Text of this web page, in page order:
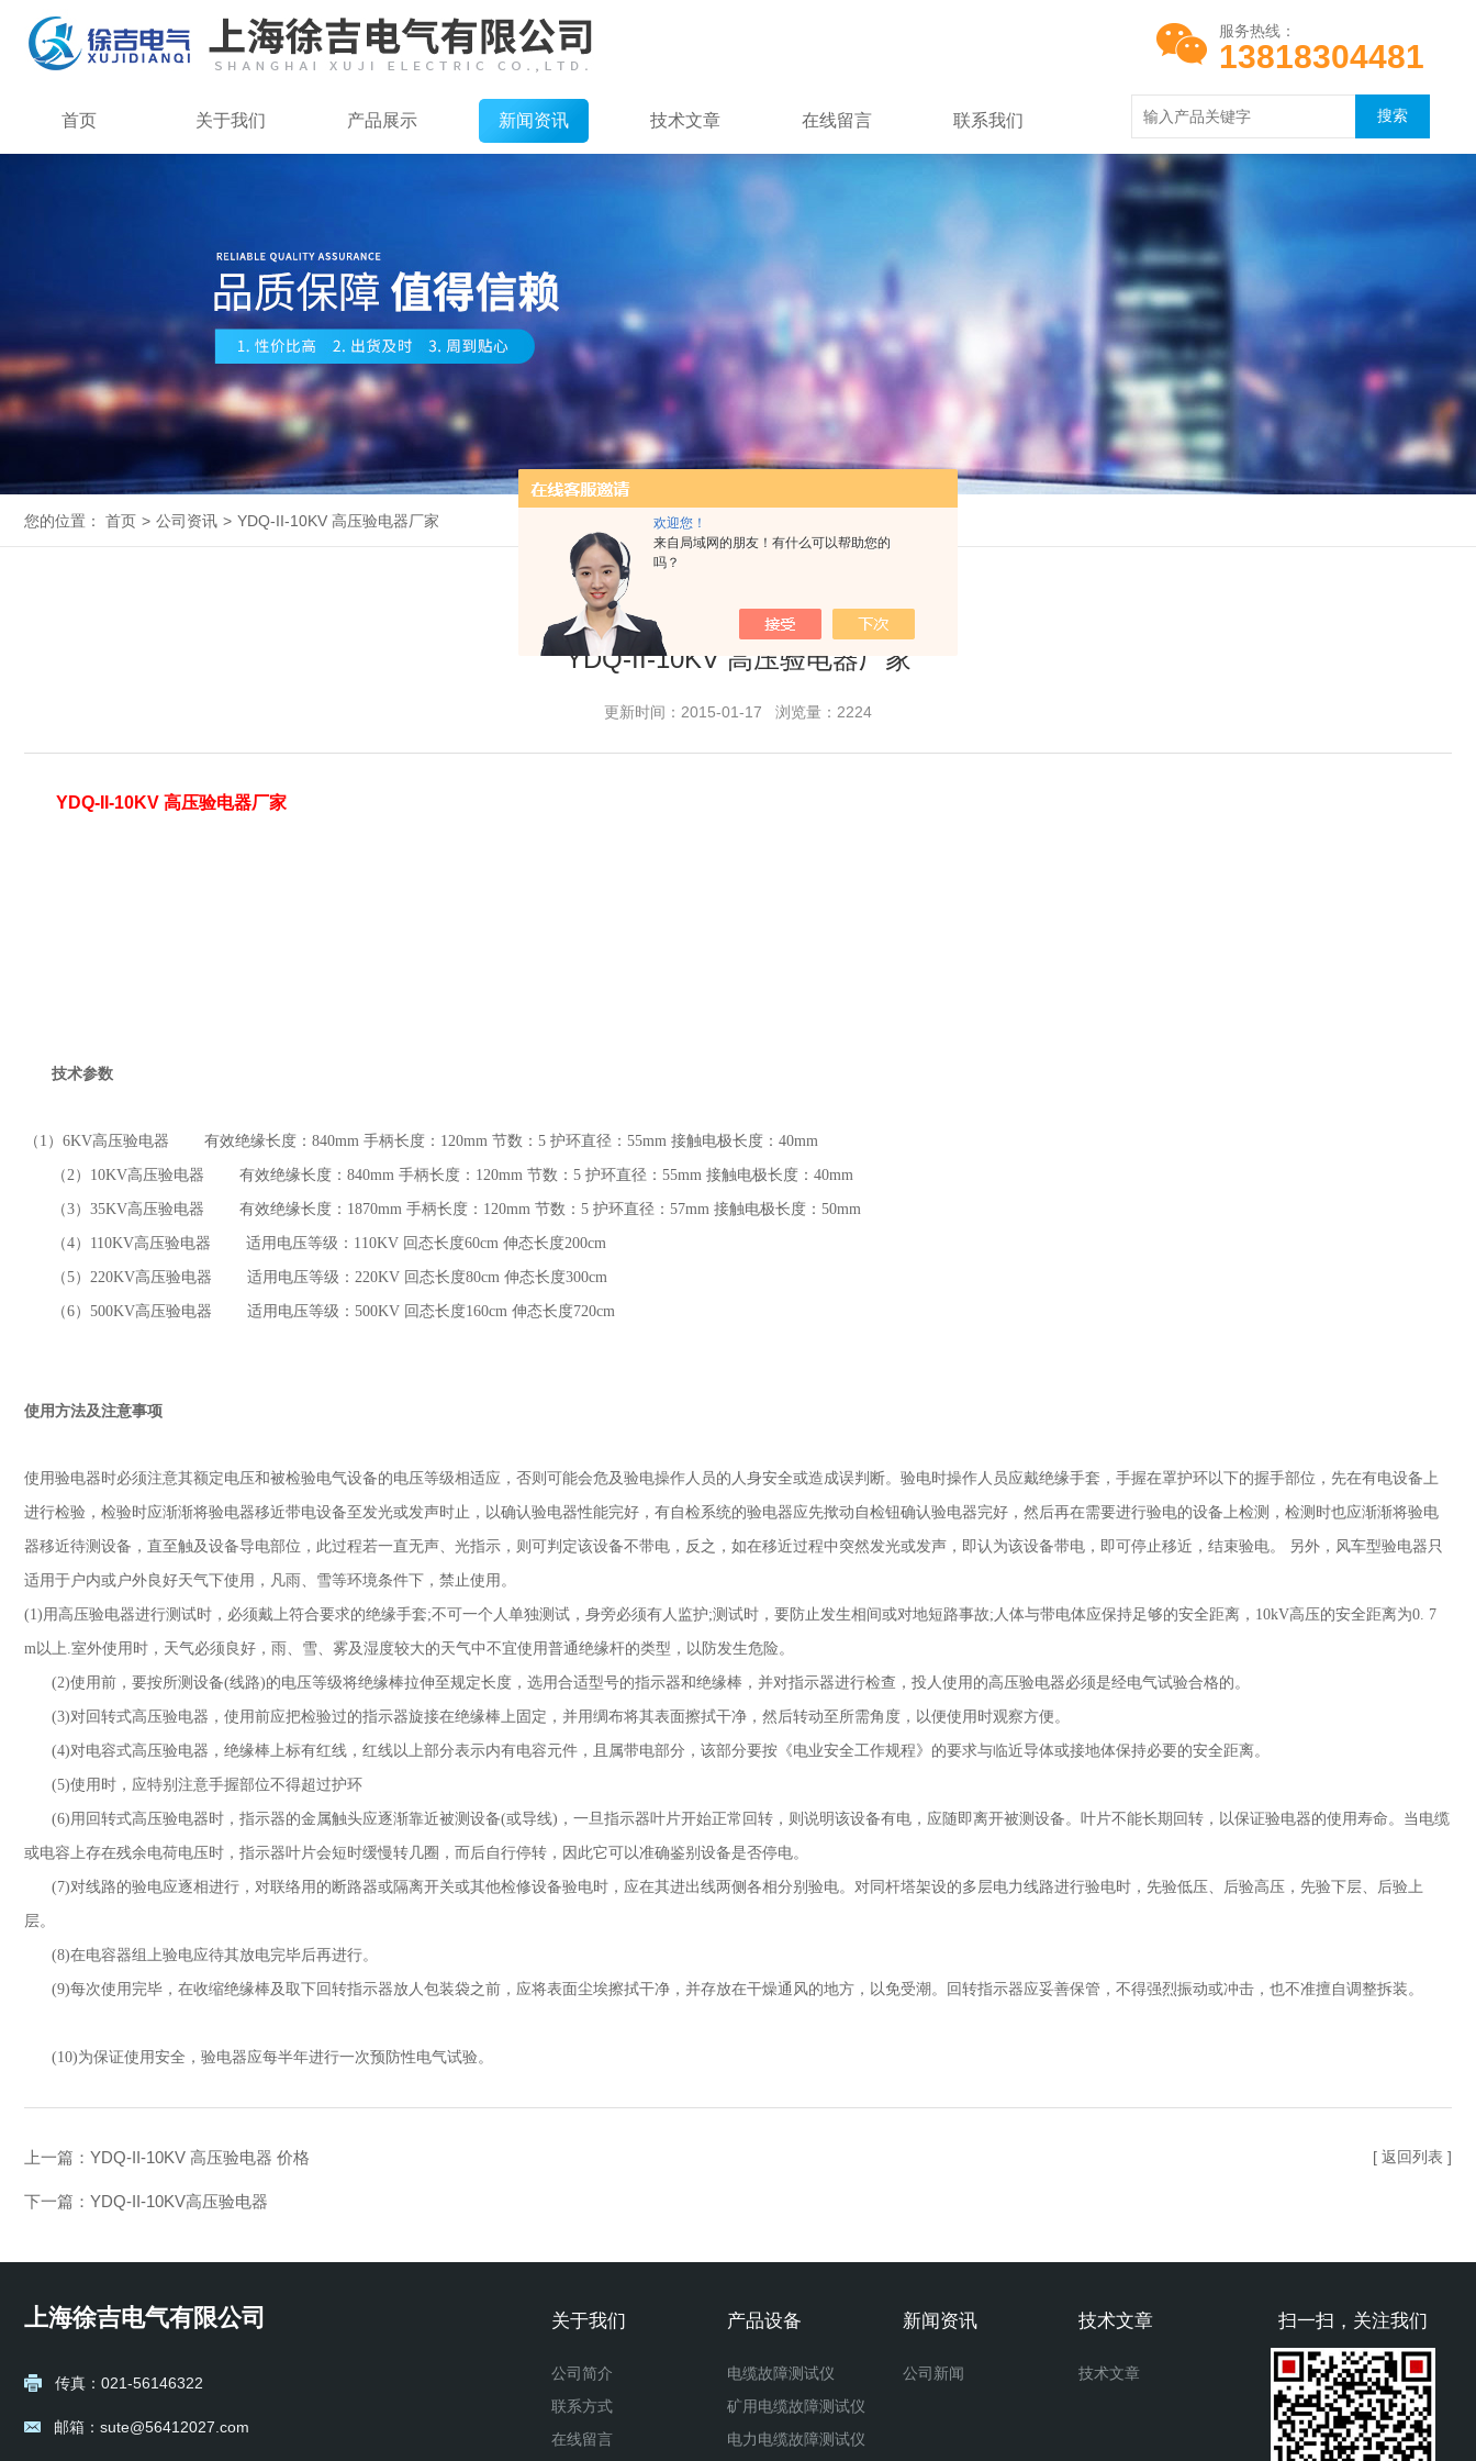
欢迎您！
来自局域网的朋友！有什么可以帮助您的
吗？
服务热线：
13818304481
首页 关于我们 产品展示 新闻资讯 技术文章 在线留言 联系我们
您的位置： 首页 > 公司资讯 > YDQ-II-10KV 高压验电器厂家
YDQ-II-10KV 高压验电器厂家
更新时间：2015-01-17 浏览量：2224
YDQ-II-10KV 高压验电器厂家
技术参数
（1 ） 6KV高压验电器 有效绝缘长度： 840mm 手柄长度： 120mm 节数： 5 护环直径： 55mm 接触电极长度： 40mm
（2） 10KV高压验电器 有效绝缘长度： 840mm 手柄长度： 120mm 节数： 5 护环直径： 55mm 接触电极长度： 40mm
（3） 35KV高压验电器 有效绝缘长度： 1870mm 手柄长度： 120mm 节数： 5 护环直径： 57mm 接触电极长度： 50mm
（4） 110KV高压验电器 适用电压等级： 110KV 回态长度60cm 伸态长度200cm
（5） 220KV高压验电器 适用电压等级： 220KV 回态长度80cm 伸态长度300cm
（6） 500KV高压验电器 适用电压等级： 500KV 回态长度160cm 伸态长度720cm
使用方法及注意事项
使用验电器时必须注意其额定电压和被检验电气设备的电压等级相适应，否则可能会危及验电操作人员的人身安全或造成误判断。验电时操作人员应戴绝缘手套，手握在罩护环以下的握手部位，先在有电设备上
进行检验，检验时应渐渐将验电器移近带电设备至发光或发声时止，以确认验电器性能完好，有自检系统的验电器应先揿动自检钮确认验电器完好，然后再在需要进行验电的设备上检测，检测时也应渐渐将验电
器移近待测设备，直至触及设备导电部位，此过程若一直无声、光指示，则可判定该设备不带电，反之，如在移近过程中突然发光或发声，即认为该设备带电，即可停止移近，结束验电。 另外，风车型验电器只
适用于户内或户外良好天气下使用，凡雨、雪等环境条件下，禁止使用。
(1)用高压验电器进行测试时，必须戴上符合要求的绝缘手套;不可一个人单独测试，身旁必须有人监护;测试时，要防止发生相间或对地短路事故; 人体与带电体应保持足够的安全距离， 10kV高压的安全距离为0. 7
m以上.室外使用时，天气必须良好，雨、雪、雾及湿度较大的天气中不宜使用普通绝缘杆的类型，以防发生危险。
(2)使用前，要按所测设备(线路)的电压等级将绝缘棒拉伸至规定长度，选用合适型号的指示器和绝缘棒，并对指示器进行检查，投人使用的高压验电器必须是经电气试验合格的。
(3)对回转式高压验电器，使用前应把检验过的指示器旋接在绝缘棒上固定，并用绸布将其表面擦拭干净，然后转动至所需角度，以便使用时观察方便。
(4)对电容式高压验电器，绝缘棒上标有红线，红线以上部分表示内有电容元件，且属带电部分，该部分要按《电业安全工作规程》的要求与临近导体或接地体保持必要的安全距离。
(5)使用时，应特别注意手握部位不得超过护环
(6)用回转式高压验电器时，指示器的金属触头应逐渐靠近被测设备(或导线) ，一旦指示器叶片开始正常回转，则说明该设备有电，应随即离开被测设备。叶片不能长期回转，以保证验电器的使用寿命。当电缆
或电容上存在残余电荷电压时，指示器叶片会短时缓慢转几圈，而后自行停转，因此它可以准确鉴别设备是否停电。
(7)对线路的验电应逐相进行，对联络用的断路器或隔离开关或其他检修设备验电时，应在其进出线两侧各相分别验电。对同杆塔架设的多层电力线路进行验电时，先验低压、后验高压，先验下层、后验上
层。
(8)在电容器组上验电应待其放电完毕后再进行。
(9)每次使用完毕，在收缩绝缘棒及取下回转指示器放人包装袋之前，应将表面尘埃擦拭干净，并存放在干燥通风的地方，以免受潮。回转指示器应妥善保管，不得强烈振动或冲击，也不准擅自调整拆装。
(10)为保证使用安全，验电器应每半年进行一次预防性电气试验。
上一篇： YDQ-II-10KV 高压验电器 价格
下一篇： YDQ-II-10KV高压验电器
[ 返回列表 ]
上海徐吉电气有限公司
传真：021-56146322
邮箱：sute@56412027.com
扫一扫，关注我们
关于我们
公司简介
联系方式
在线留言
产品设备
电缆故障测试仪
矿用电缆故障测试仪
电力电缆故障测试仪
新闻资讯
公司新闻
技术文章
技术文章